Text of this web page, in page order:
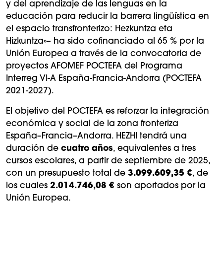
y del aprendizaje de las lenguas en la
educación para reducir la barrera lingüística en
el espacio transfronterizo: Hezkuntza eta
Hizkuntza»– ha sido cofinanciado al 65 % por la
Unión Europea a través de la convocatoria de
proyectos AFOMEF POCTEFA del Programa
Interreg VI-A España-Francia-Andorra (POCTEFA
2021-2027).
El objetivo del POCTEFA es reforzar la integración
económica y social de la zona fronteriza
España–Francia–Andorra. HEZHI tendrá una
duración de cuatro años, equivalentes a tres
cursos escolares, a partir de septiembre de 2025,
con un presupuesto total de 3.099.609,35 €, de
los cuales 2.014.746,08 € son aportados por la
Unión Europea.